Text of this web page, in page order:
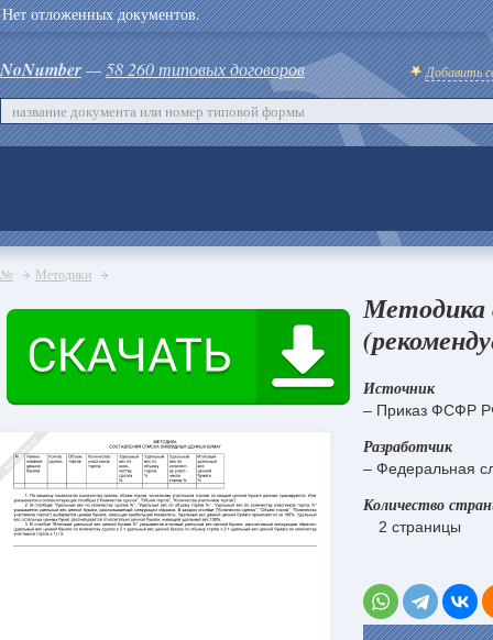
Нет отложенных документов.
NoNumber—58 260 типовых договоров Добавить
№ Методики
Методика
Источник
– Приказ ФСФР
Разработчик
– Федеральная
Количество
2 страницы